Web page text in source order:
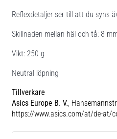
Reflexdetaljer ser till att du syns
Skillnaden mellan häl och tå: 8
Vikt: 250 g
Neutral löpning
Tillverkare
Asics Europe B. V.,
https://www.asics.com/at/de-at/